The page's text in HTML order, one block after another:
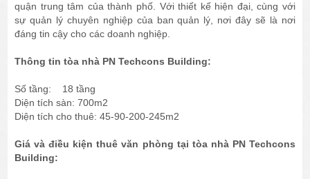
quận trung tâm của thành phố. Với thiết kế hiện đại, cùng với
sự quản lý chuyên nghiệp của ban quản lý, nơi đây sẽ là nơi
đáng tin cậy cho các doanh nghiệp.
Thông tin tòa nhà PN Techcons Building:
Số tầng: 18 tầng
Diện tích sàn: 700m2
Diện tích cho thuê: 45-90-200-245m2​
Giá và điều kiện thuê văn phòng tại tòa nhà PN Techcons
Building: